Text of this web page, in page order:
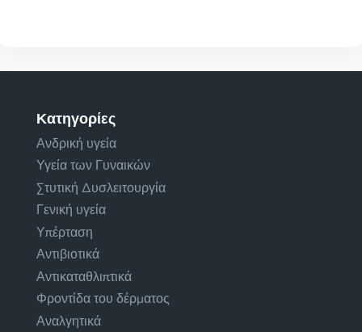
Κατηγορίες
Ανδρική υγεία
Υγεία των Γυναικών
Στυτική Δυσλειτουργία
Γενική υγεία
Υπέρταση
Αντιβιοτικά
Αντικαταθλιπτικά
Φροντίδα του δέρματος
Αναλγητικά